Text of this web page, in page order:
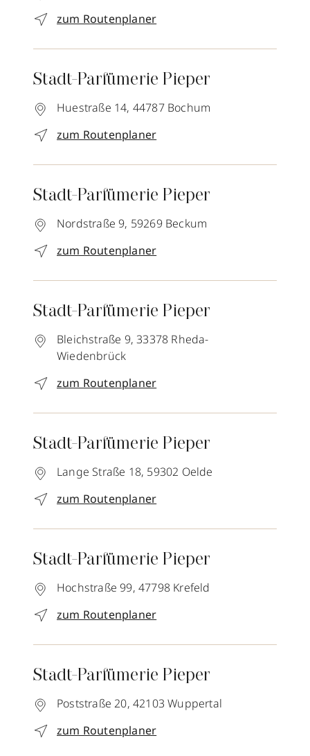
zum Routenplaner
Stadt-Parfümerie Pieper
Huestraße 14, 44787 Bochum
zum Routenplaner
Stadt-Parfümerie Pieper
Nordstraße 9, 59269 Beckum
zum Routenplaner
Stadt-Parfümerie Pieper
Bleichstraße 9, 33378 Rheda-
Wiedenbrück
zum Routenplaner
Stadt-Parfümerie Pieper
Lange Straße 18, 59302 Oelde
zum Routenplaner
Stadt-Parfümerie Pieper
Hochstraße 99, 47798 Krefeld
zum Routenplaner
Stadt-Parfümerie Pieper
Poststraße 20, 42103 Wuppertal
zum Routenplaner